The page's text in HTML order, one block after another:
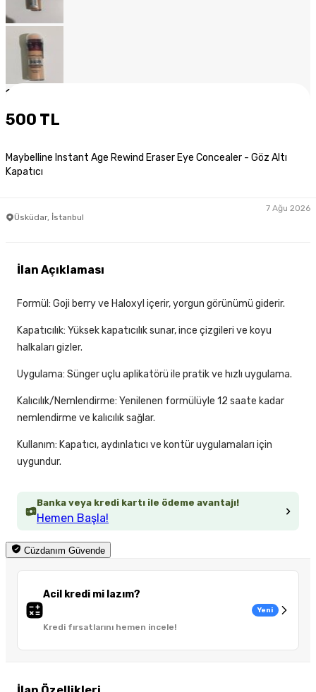
1
500 TL
Maybelline Instant Age Rewind Eraser Eye Concealer - Göz Altı
Kapatıcı
Üsküdar, İstanbul
7 Ağu 2026
Banka veya kredi kartı ile ödeme avantajı!
Hemen Başla!
Cüzdanım Güvende
Acil kredi mi lazım?
Kredi fırsatlarını hemen incele!
Yeni
İlan Açıklaması
Formül: Goji berry ve Haloxyl içerir, yorgun görünümü giderir.
Kapatıcılık: Yüksek kapatıcılık sunar, ince çizgileri ve koyu
halkaları gizler.
Uygulama: Sünger uçlu aplikatörü ile pratik ve hızlı uygulama.
Kalıcılık/Nemlendirme: Yenilenen formülüyle 12 saate kadar
nemlendirme ve kalıcılık sağlar.
Kullanım: Kapatıcı, aydınlatıcı ve kontür uygulamaları için
uygundur.